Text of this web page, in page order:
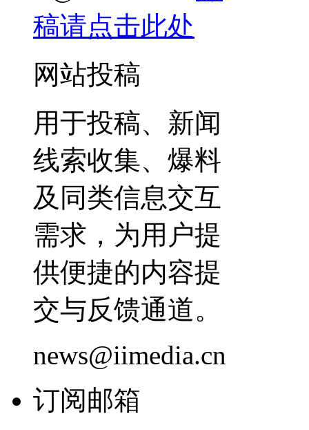
稿请点击此处
网站投稿
用于投稿、新闻
线索收集、爆料
及同类信息交互
需求，为用户提
供便捷的内容提
交与反馈通道。
news@iimedia.cn
订阅邮箱